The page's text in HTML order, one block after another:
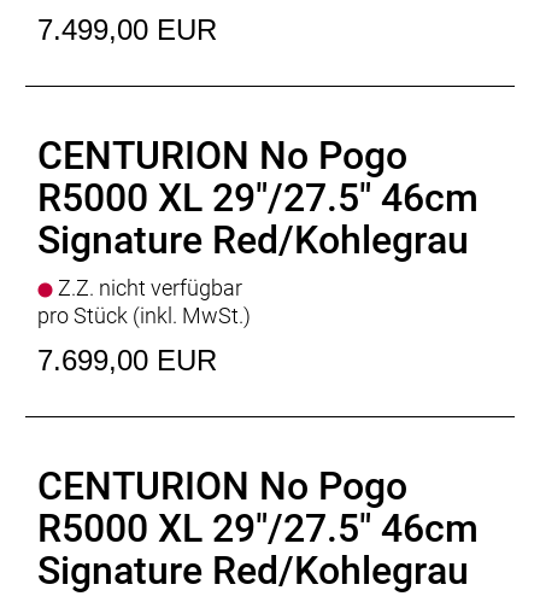
7.499,00 EUR
CENTURION No Pogo
R5000 XL 29"/27.5" 46cm
Signature Red/Kohlegrau
Z.Z. nicht verfügbar
pro Stück (inkl. MwSt.)
7.699,00 EUR
CENTURION No Pogo
R5000 XL 29"/27.5" 46cm
Signature Red/Kohlegrau